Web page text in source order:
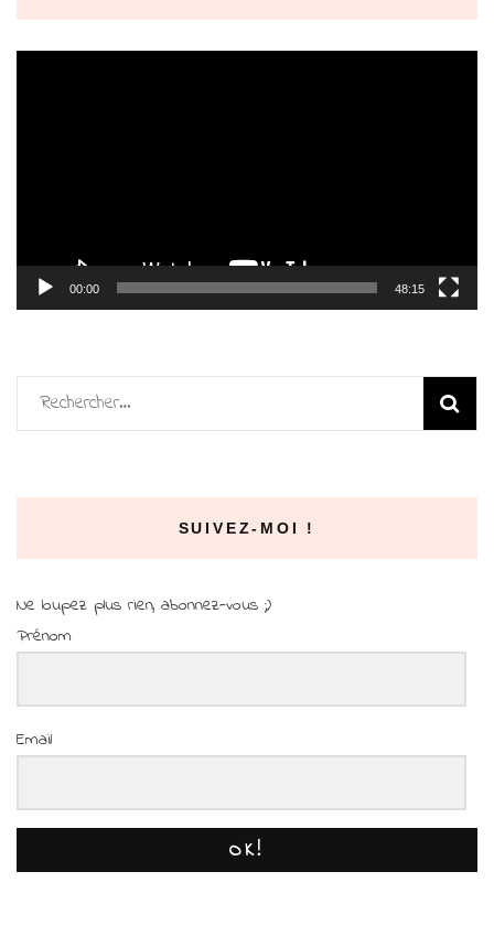
00:00 48:15
Rechercher :
SUIVEZ-MOI !
Ne loupez plus rien, abonnez-vous ;)
Prénom
Email
OK!